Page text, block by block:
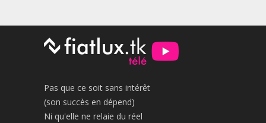
Pas que ce soit sans intérêt
(son succès en dépend)
Ni qu'elle ne relaie du réel